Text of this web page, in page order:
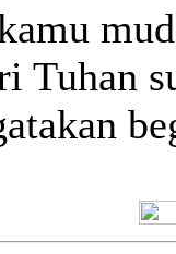
Tuhan